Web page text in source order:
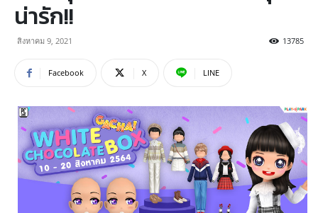
น่ารัก!!
สิงหาคม 9, 2021 13785
Facebook X LINE